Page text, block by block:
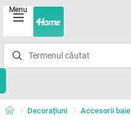
Menu
Decorațiuni Accesorii baie